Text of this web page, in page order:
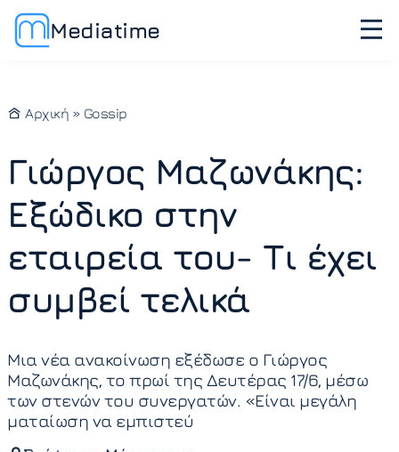
Mediatime
Αρχική » Gossip
Γιώργος Μαζωνάκης:
Εξώδικο στην
εταιρεία του- Τι έχει
συμβεί τελικά
Μια νέα ανακοίνωση εξέδωσε ο Γιώργος
Μαζωνάκης, το πρωί της Δευτέρας 17/6, μέσω
των στενών του συνεργατών. «Είναι μεγάλη
ματαίωση να εμπιστεύ